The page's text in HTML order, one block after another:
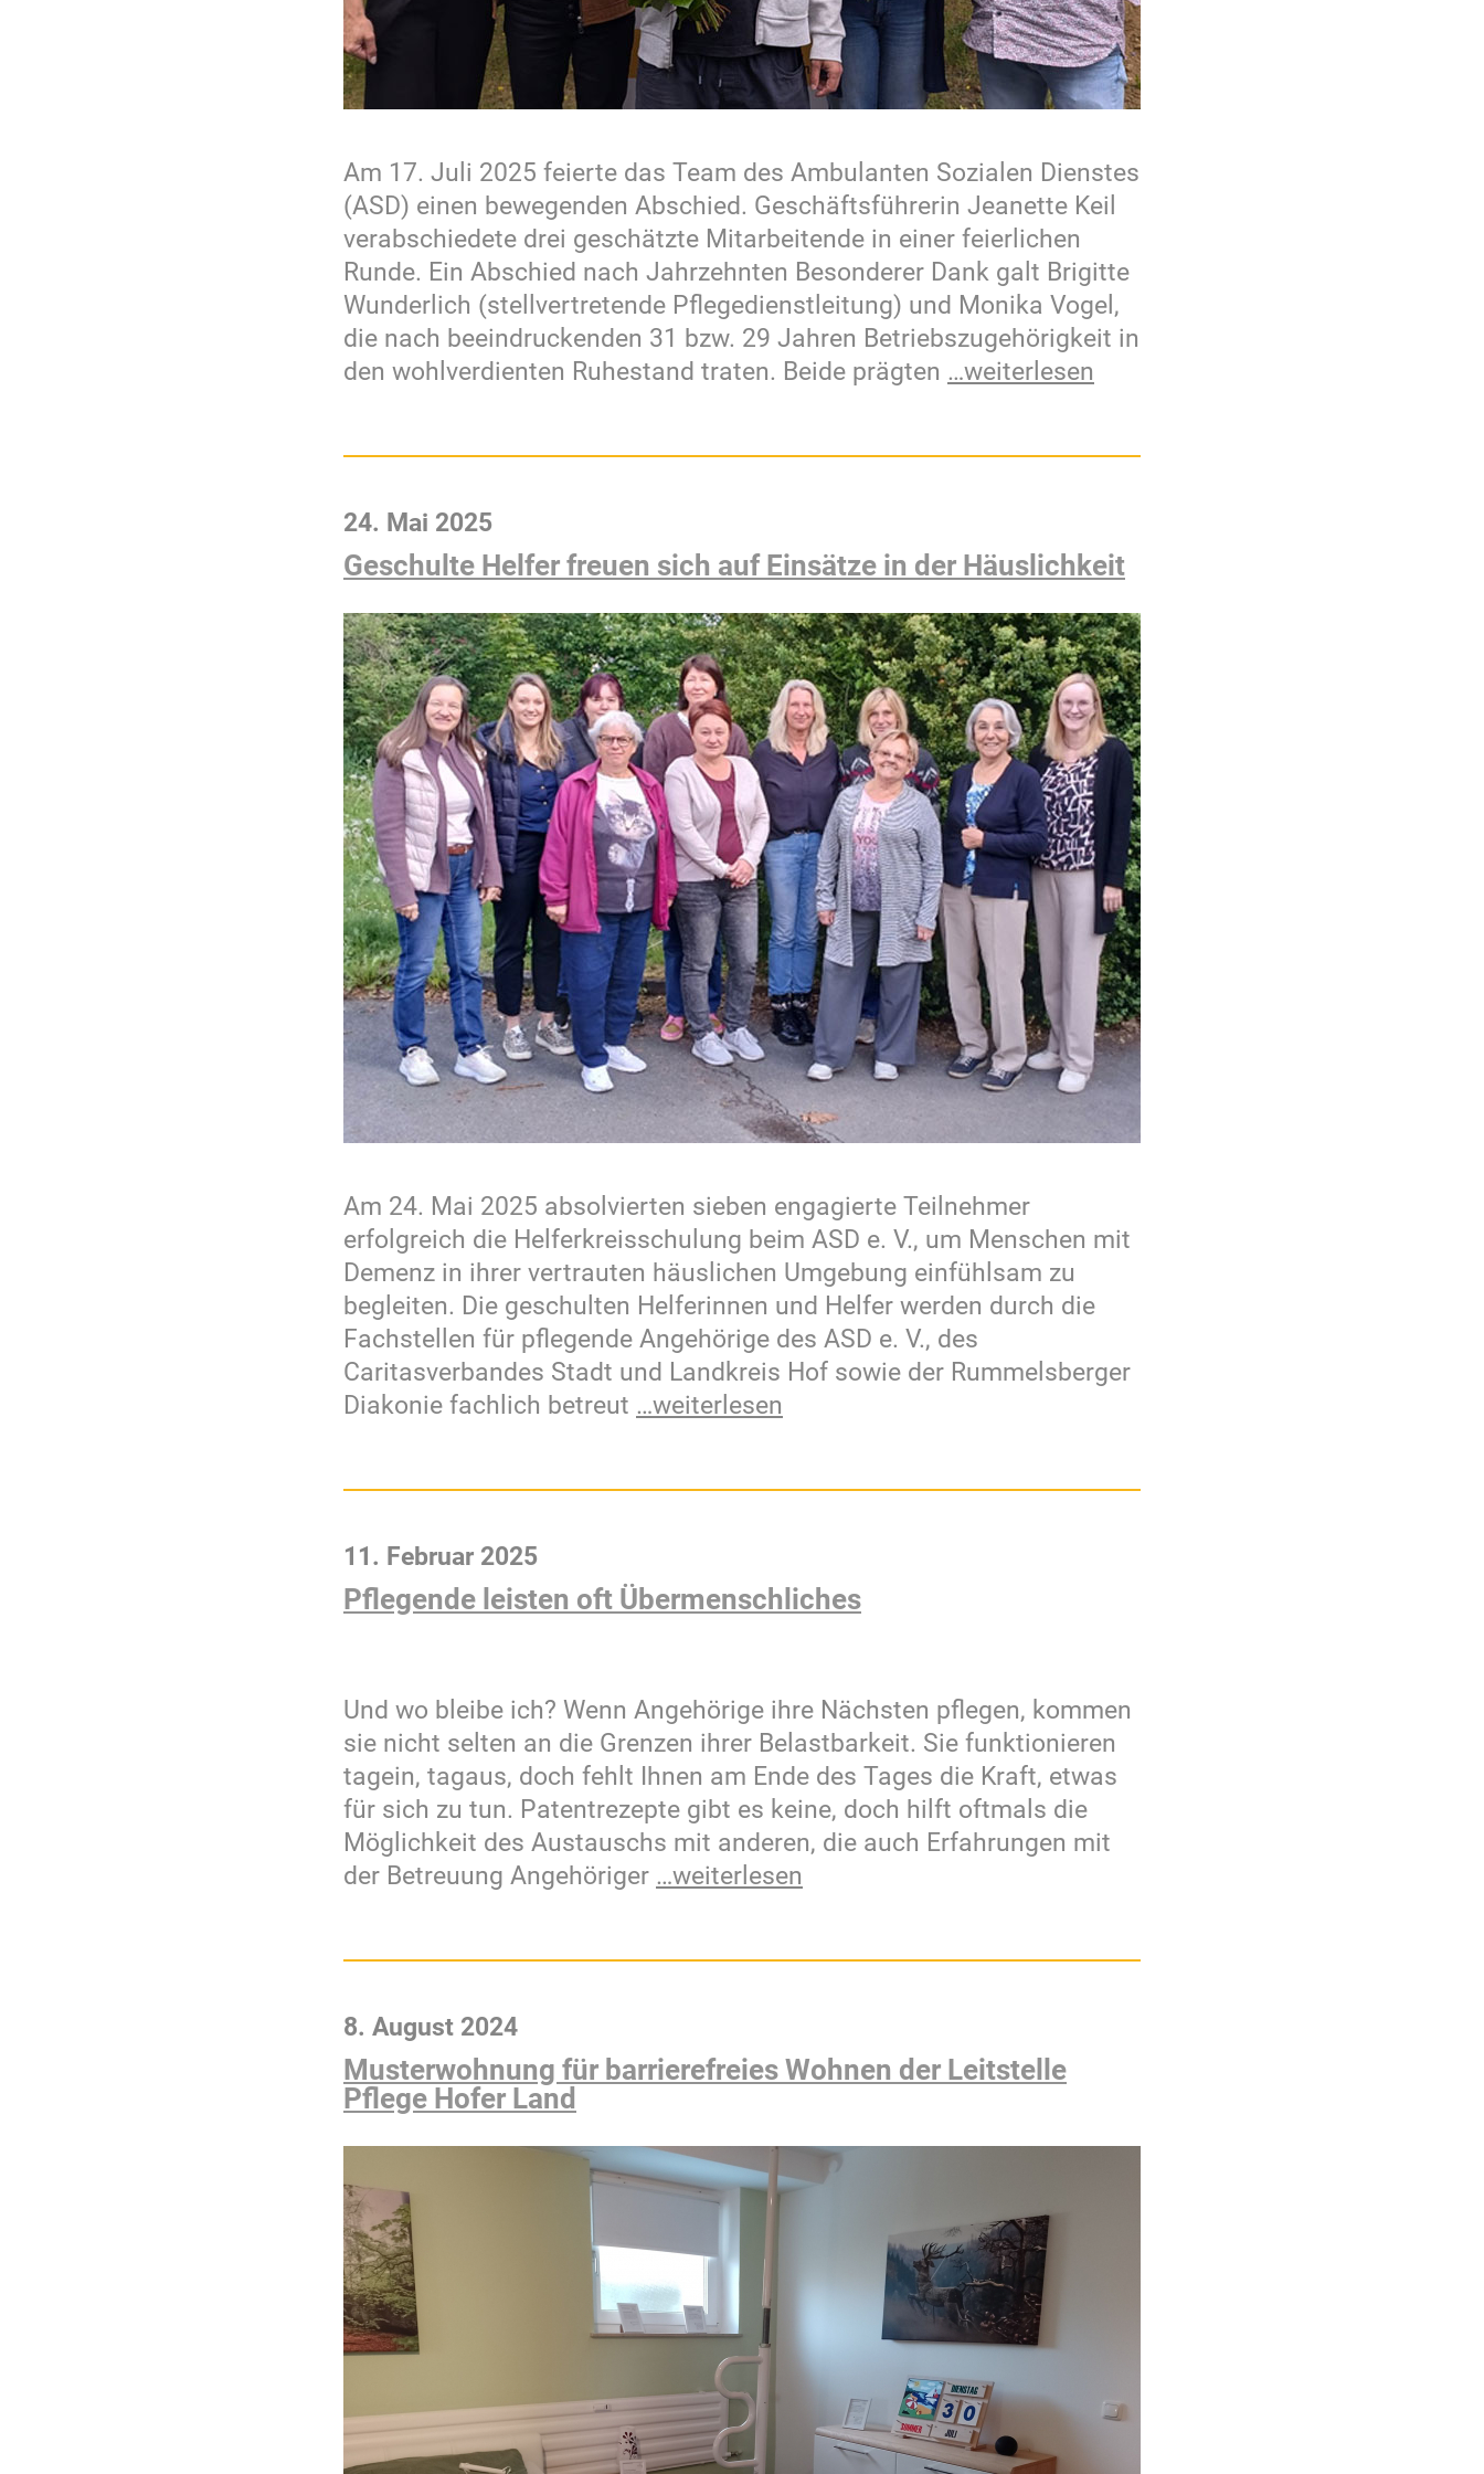
Am 17. Juli 2025 feierte das Team des Ambulanten Sozialen Dienstes
(ASD) einen bewegenden Abschied. Geschäftsführerin Jeanette Keil
verabschiedete drei geschätzte Mitarbeitende in einer feierlichen
Runde. Ein Abschied nach Jahrzehnten Besonderer Dank galt Brigitte
Wunderlich (stellvertretende Pflegedienstleitung) und Monika Vogel,
die nach beeindruckenden 31 bzw. 29 Jahren Betriebszugehörigkeit in
den wohlverdienten Ruhestand traten. Beide prägten …weiterlesen
24. Mai 2025
Geschulte Helfer freuen sich auf Einsätze in der Häuslichkeit
Am 24. Mai 2025 absolvierten sieben engagierte Teilnehmer
erfolgreich die Helferkreisschulung beim ASD e. V., um Menschen mit
Demenz in ihrer vertrauten häuslichen Umgebung einfühlsam zu
begleiten. Die geschulten Helferinnen und Helfer werden durch die
Fachstellen für pflegende Angehörige des ASD e. V., des
Caritasverbandes Stadt und Landkreis Hof sowie der Rummelsberger
Diakonie fachlich betreut …weiterlesen
11. Februar 2025
Pflegende leisten oft Übermenschliches
Und wo bleibe ich? Wenn Angehörige ihre Nächsten pflegen, kommen
sie nicht selten an die Grenzen ihrer Belastbarkeit. Sie funktionieren
tagein, tagaus, doch fehlt Ihnen am Ende des Tages die Kraft, etwas
für sich zu tun. Patentrezepte gibt es keine, doch hilft oftmals die
Möglichkeit des Austauschs mit anderen, die auch Erfahrungen mit
der Betreuung Angehöriger …weiterlesen
8. August 2024
Musterwohnung für barrierefreies Wohnen der Leitstelle
Pflege Hofer Land